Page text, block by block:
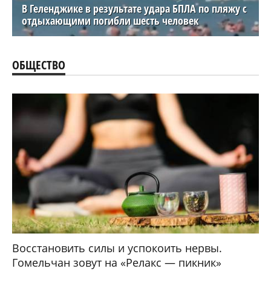
В Геленджике в результате удара БПЛА по пляжу с
отдыхающими погибли шесть человек
ОБЩЕСТВО
Восстановить силы и успокоить нервы.
Гомельчан зовут на «Релакс — пикник»